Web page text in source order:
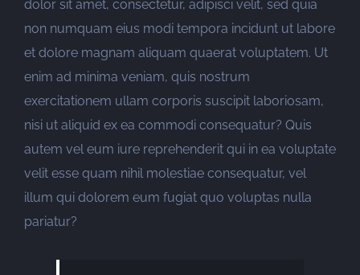
dolor sit amet, consectetur, adipisci velit, sed quia
non numquam eius modi tempora incidunt ut labore
et dolore magnam aliquam quaerat voluptatem. Ut
enim ad minima veniam, quis nostrum
exercitationem ullam corporis suscipit laboriosam,
nisi ut aliquid ex ea commodi consequatur? Quis
autem vel eum iure reprehenderit qui in ea voluptate
velit esse quam nihil molestiae consequatur, vel
illum qui dolorem eum fugiat quo voluptas nulla
pariatur?